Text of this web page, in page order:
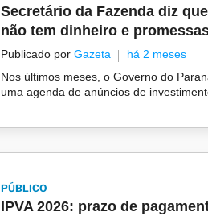
Secretário da Fazenda diz
não tem dinheiro e
Publicado porGazeta
há 2 meses
Nos últimos meses, o Governo do
uma agenda de anúncios de
PÚBLICO
IPVA 2026: prazo de